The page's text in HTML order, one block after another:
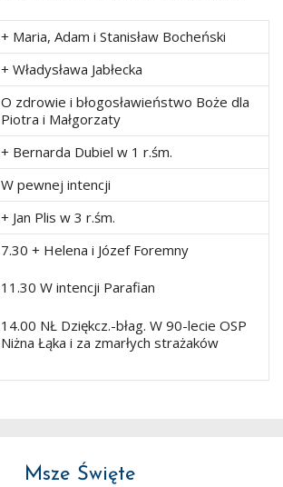
+ Maria, Adam i Stanisław Bocheński
+ Władysława Jabłecka
O zdrowie i błogosławieństwo Boże dla
Piotra i Małgorzaty
+ Bernarda Dubiel w 1 r.śm.
W pewnej intencji
+ Jan Plis w 3 r.śm.
7.30 + Helena i Józef Foremny
11.30 W intencji Parafian
14.00 NŁ Dziękcz.-błag. W 90-lecie OSP
Niżna Łąka i za zmarłych strażaków
Msze Święte